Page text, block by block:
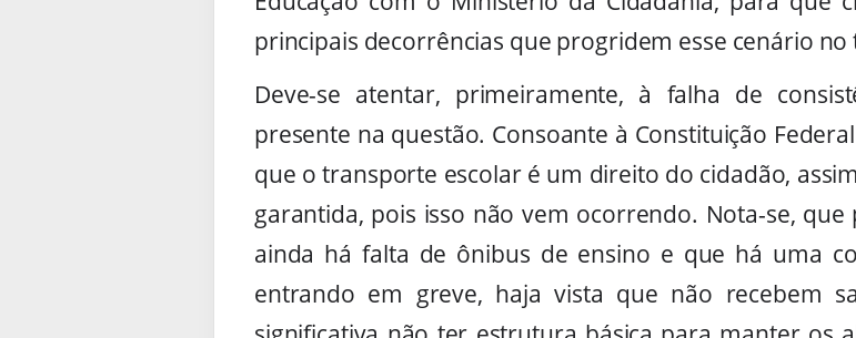
principais decorrências que progridem esse cenário
Deve-se atentar, primeiramente, à falha de
presente na questão. Consoante à Constituição
que o transporte escolar é um direito do cidadão,
garantida, pois isso não vem ocorrendo. Nota-se,
ainda há falta de ônibus de ensino e que há uma
entrando em greve, haja vista que não recebem